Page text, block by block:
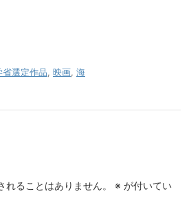
省選定作品 映画 海
れることはありません。 ※ が付いてい